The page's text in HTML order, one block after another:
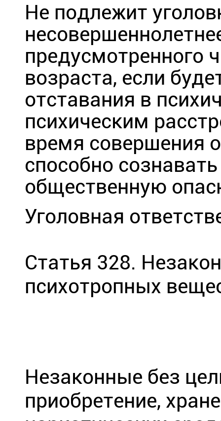
Не подлежит
предусмотренного
возраста, если
отставания в
психическим
время совершения
способно
общественную
Уголовная
Статья 328.
психотропных
Незаконные без
приобретение,